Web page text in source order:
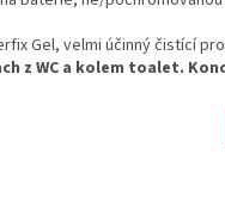
Gel, velmi účinný čistící
z WC a kolem toalet.